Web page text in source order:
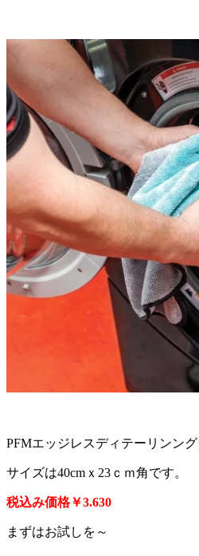
PFMエッジレスディテーリンン
サイズは40cmｘ23ｃｍ角です。
税込み価格￥3.630
まずはお試しを～